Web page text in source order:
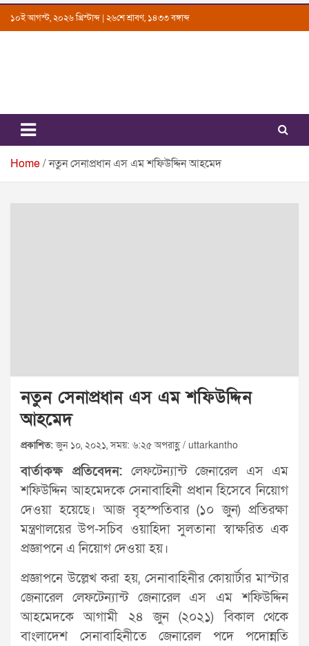
Skip১০ই আগস্ট, ২০২৬ খ্রিস্টাব্দ | ২৬শে শ্রাবণ, ১৪৩৩ বঙ্গাব্দ
Uttarkantho
News Portal
Home নতুন সেনাপ্রধান এস এম শফিউদ্দিন আহমেদ
নতুন সেনাপ্রধান এস এম শফিউদ্দিন
আহমেদ
প্রকাশিত:জুন ১০, ২০২১, সময়: ৬:২৫ অপরাহ্ণ / uttarkantho
বার্তাকক্ষ প্রতিবেদন: লেফটেন্যান্ট জেনারেল এস এম
শফিউদ্দিন আহমেদকে সেনাবাহিনী প্রধান হিসেবে নিয়োগ
দেওয়া হয়েছে। আজ বৃহস্পতিবার (১০ জুন) প্রতিরক্ষা
মন্ত্রণালয়ের উপ-সচিব ওয়াহিদা সুলতানা স্বাক্ষরিত এক
প্রজ্ঞাপনে এ নিয়োগ দেওয়া হয়।
প্রজ্ঞাপনে উল্লেখ করা হয়, সেনাবাহিনীর কোয়ার্টার মাস্টার
জেনারেল লেফটেন্যান্ট জেনারেল এস এম শফিউদ্দিন
আহমেদকে আগামী ২৪ জুন (২০২১) বিকাল থেকে
বাংলাদেশ সেনাবাহিনীতে জেনারেল পদে পদোন্নতি